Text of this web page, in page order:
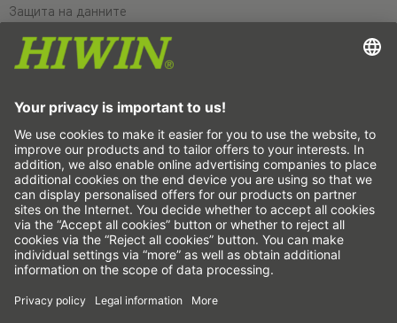
Защита на данните
ОТУ
Отказ от отговорност
Настройки на бисквитките
Линейни оси и системи с линейни оси
Прецизни оси и прецизни системи
Електрически цилиндри
Кръгли маси
Серводвигатели
Водачи за профилни шини
Сачмено-винтови задвижвания
Усилватели на задвижването